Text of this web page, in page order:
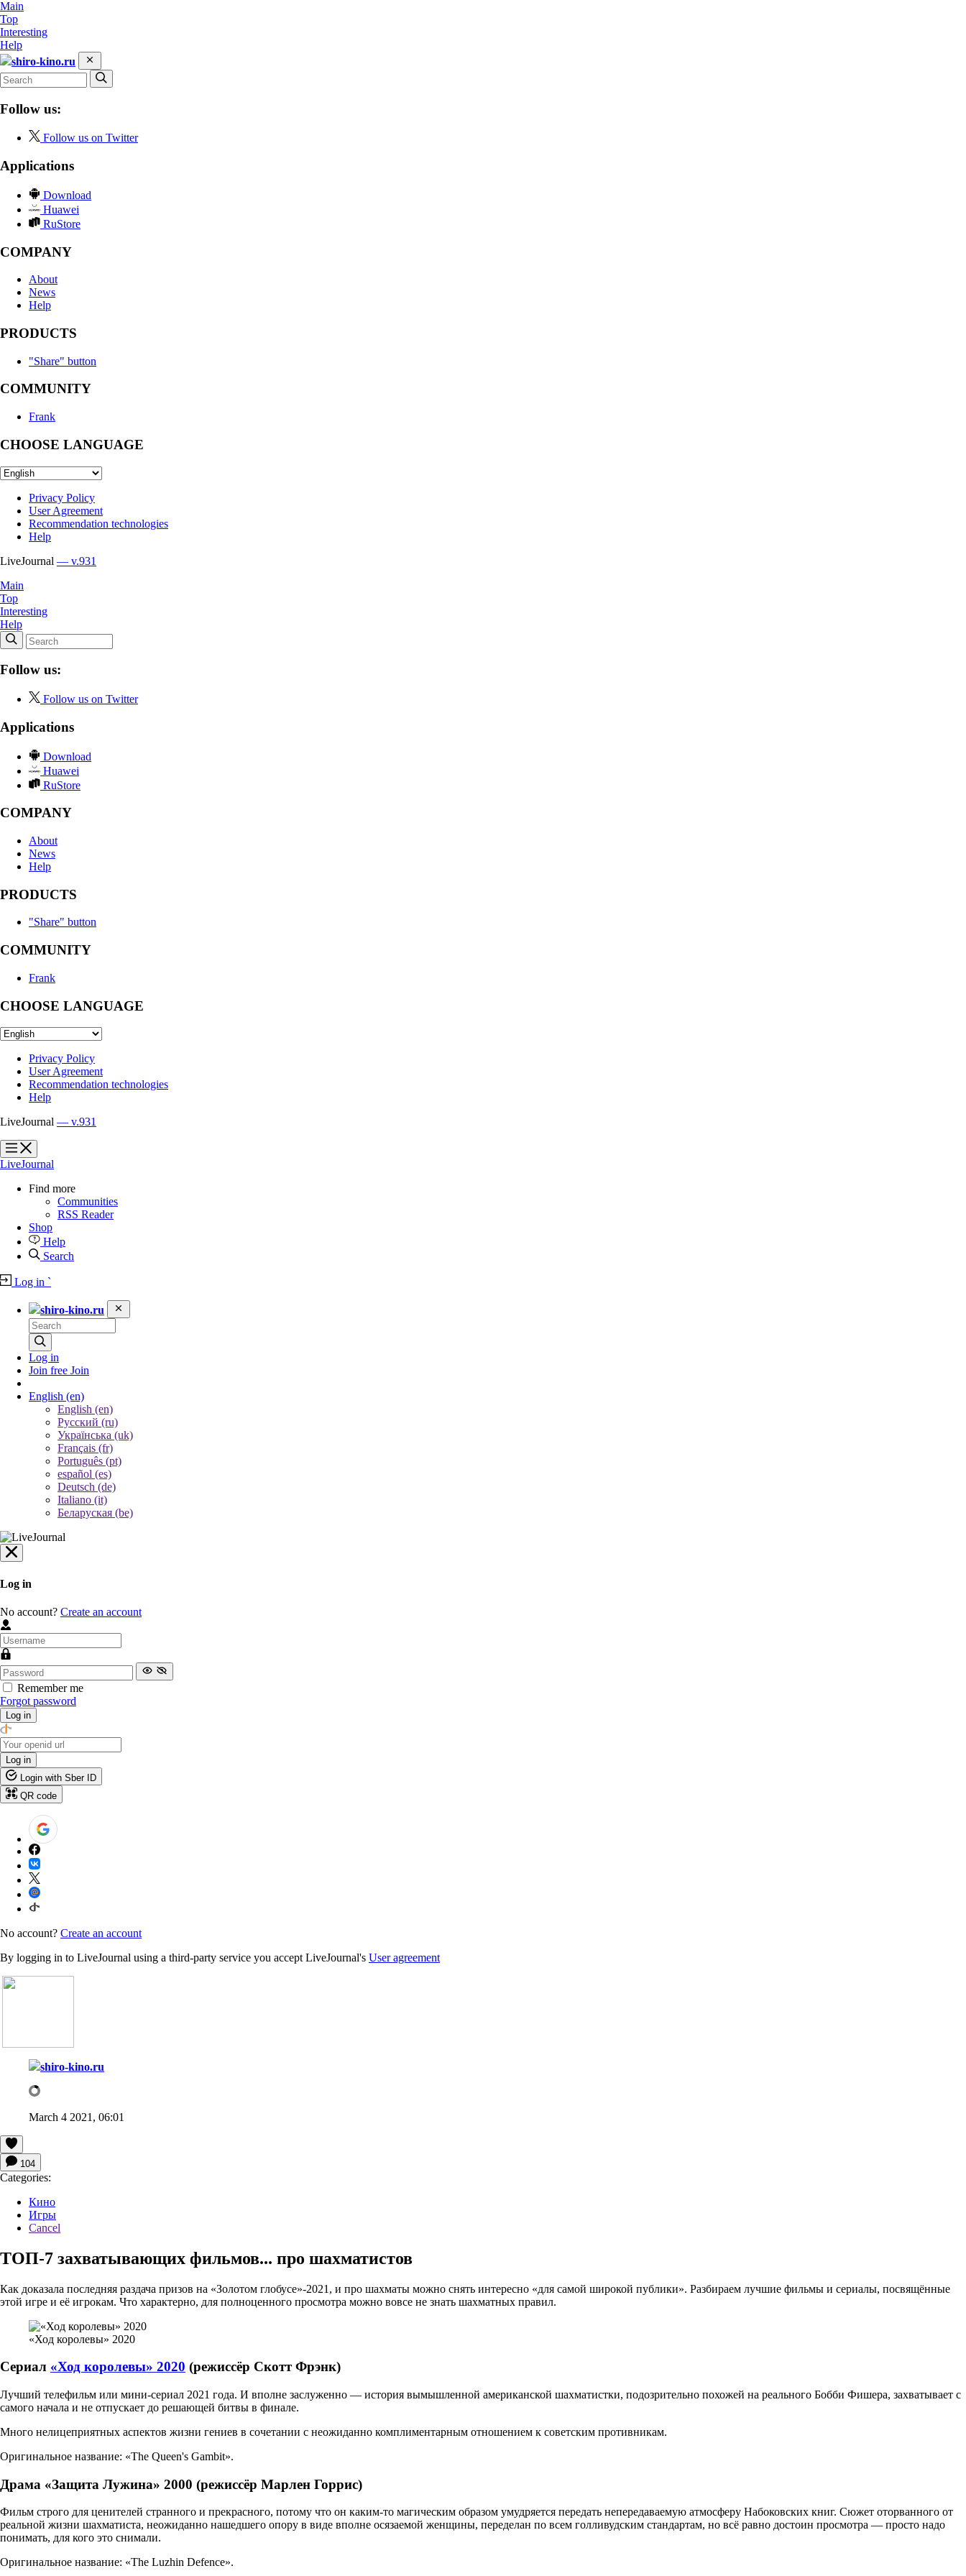
Main
Top
Interesting
Help
shiro-kino.ru
Follow us:
Follow us on Twitter
Applications
Download
Huawei
RuStore
COMPANY
About
News
Help
PRODUCTS
"Share" button
COMMUNITY
Frank
CHOOSE LANGUAGE
Privacy Policy
User Agreement
Recommendation technologies
Help
LiveJournal — v.931
Main
Top
Interesting
Help
Follow us:
Follow us on Twitter
Applications
Download
Huawei
RuStore
COMPANY
About
News
Help
PRODUCTS
"Share" button
COMMUNITY
Frank
CHOOSE LANGUAGE
Privacy Policy
User Agreement
Recommendation technologies
Help
LiveJournal — v.931
?
?
LiveJournal
Find more
Communities
RSS Reader
Shop
Help
Search
Log in `
shiro-kino.ru
Log in
Join free Join
English (en)
English (en)
Русский (ru)
Українська (uk)
Français (fr)
Português (pt)
español (es)
Deutsch (de)
Italiano (it)
Беларуская (be)
Log in
No account? Create an account
Remember me
Forgot password
Log in
Log in
Login with Sber ID
QR code
No account? Create an account
By logging in to LiveJournal using a third-party service you accept LiveJournal's User agreement
shiro-kino.ru
March 4 2021, 06:01
104
Categories:
Кино
Игры
Cancel
ТОП-7 захватывающих фильмов... про шахматистов
Как доказала последняя раздача призов на «Золотом глобусе»-2021, и про шахматы можно снять интересно «для самой широкой публики». Разбираем лучшие фильмы и сериалы, посвящённые
этой игре и её игрокам. Что характерно, для полноценного просмотра можно вовсе не знать шахматных правил.
«Ход королевы» 2020
Сериал «Ход королевы» 2020 (режиссёр Скотт Фрэнк)
Лучший телефильм или мини-сериал 2021 года. И вполне заслуженно — история вымышленной американской шахматистки, подозрительно похожей на реального Бобби Фишера, захватывает с
самого начала и не отпускает до решающей битвы в финале.
Много нелицеприятных аспектов жизни гениев в сочетании с неожиданно комплиментарным отношением к советским противникам.
Оригинальное название: «The Queen's Gambit».
Драма «Защита Лужина» 2000 (режиссёр Марлен Горрис)
Фильм строго для ценителей странного и прекрасного, потому что он каким-то магическим образом умудряется передать непередаваемую атмосферу Набоковских книг. Сюжет оторванного от
реальной жизни шахматиста, неожиданно нашедшего опору в виде вполне осязаемой женщины, переделан по всем голливудским стандартам, но всё равно достоин просмотра — просто надо
понимать, для кого это снимали.
Оригинальное название: «The Luzhin Defence».